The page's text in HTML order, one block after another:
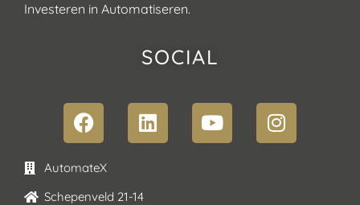
Investeren in Automatiseren.
SOCIAL
AutomateX
Schepenveld 21-14